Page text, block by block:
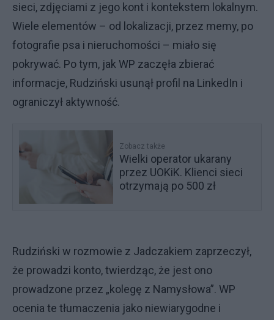
sieci, zdjęciami z jego kont i kontekstem lokalnym.
Wiele elementów – od lokalizacji, przez memy, po
fotografie psa i nieruchomości – miało się
pokrywać. Po tym, jak WP zaczęła zbierać
informacje, Rudziński usunął profil na LinkedIn i
ograniczył aktywność.
Zobacz także
Wielki operator ukarany
przez UOKiK. Klienci sieci
otrzymają po 500 zł
Rudziński w rozmowie z Jadczakiem zaprzeczył,
że prowadzi konto, twierdząc, że jest ono
prowadzone przez „kolegę z Namysłowa”. WP
ocenia te tłumaczenia jako niewiarygodne i